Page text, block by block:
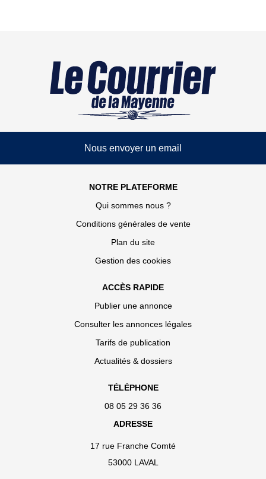
Nous envoyer un email
NOTRE PLATEFORME
Qui sommes nous ?
Conditions générales de vente
Plan du site
Gestion des cookies
ACCÈS RAPIDE
Publier une annonce
Consulter les annonces légales
Tarifs de publication
Actualités & dossiers
TÉLÉPHONE
08 05 29 36 36
ADRESSE
17 rue Franche Comté
53000 LAVAL